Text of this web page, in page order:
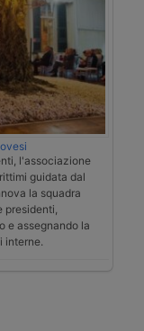
l'associazione
guidata dal
la squadra
presidenti,
e assegnando la
interne.